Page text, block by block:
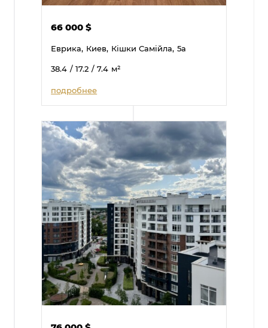
66 000$
Еврика, Киев, Кішки Самійла, 5а
38.4 / 17.2 / 7.4 м²
подробнее